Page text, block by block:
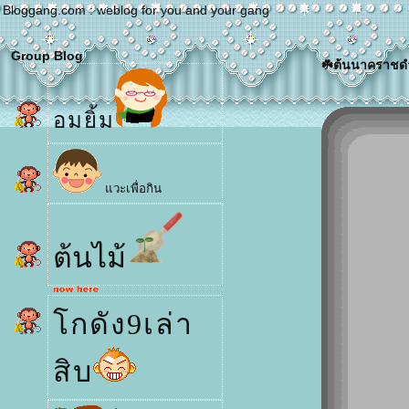
Bloggang.com : weblog for you and your gang
Group Blog
อมยิ้ม
วะเพื่อกิน
ต้นไม้
กดัง9เล่า
สิบ
☘️ต้นนาคราช